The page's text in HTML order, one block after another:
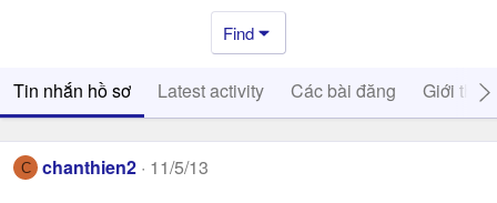
Find
Tin nhắn hồ sơ Latest activity Các bài đăng Giới thiệu
C chanthien2 11/5/13